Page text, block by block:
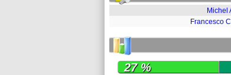
Michel
Francesco
27 %